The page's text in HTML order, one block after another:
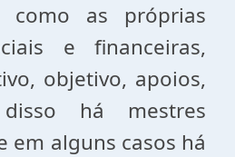
como as próprias
e financeiras,
objetivo, apoios,
há mestres
em alguns casos há